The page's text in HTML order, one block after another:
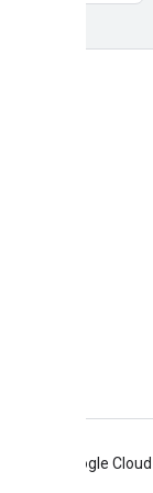
Google